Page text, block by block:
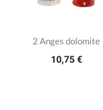
2 Anges dolomite
10,75 €